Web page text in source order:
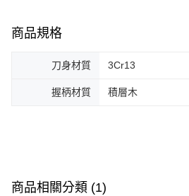
商品規格
刀身材質 3Cr13
握柄材質 積層木
商品相關分類 (1)